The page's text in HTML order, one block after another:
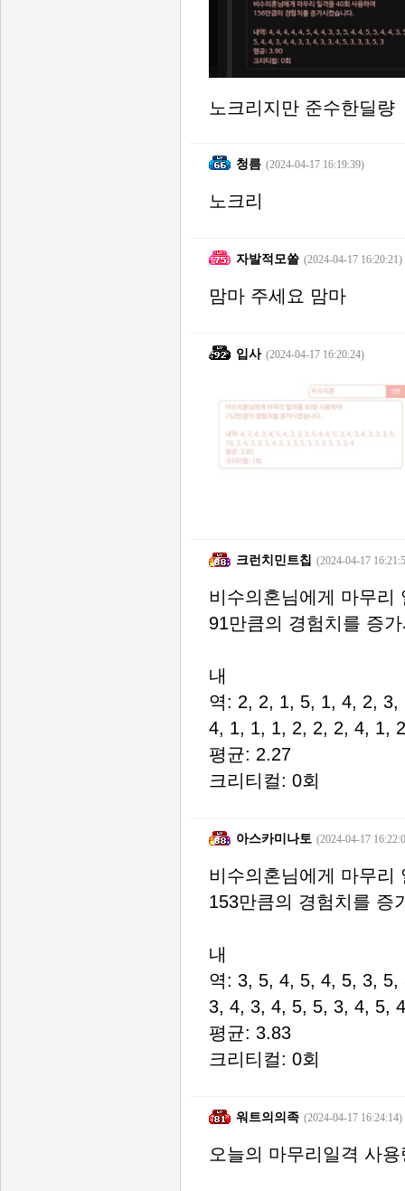
노크리지만 준수한딜량
청름 (2024-04-17 16:19:39)
노크리
자발적모쏠 (2024-04-17 16:20:21)
맘마 주세요 맘마
입사 (2024-04-17 16:20:24)
크런치민트칩 (2024-04-17
비수의혼님에게 마무리
91만큼의 경험치를 증
내
역: 2, 2, 1, 5, 1, 4, 2,
4, 1, 1, 1, 2, 2, 2, 4, 1,
평균: 2.27
크리티컬: 0회
아스카미나토 (2024-04-17
비수의혼님에게 마무리
153만큼의 경험치를 증
내
역: 3, 5, 4, 5, 4, 5, 3,
3, 4, 3, 4, 5, 5, 3, 4, 5,
평균: 3.83
크리티컬: 0회
워트의의족 (2024-04-17 16:24:14)
오늘의 마무리일격 사